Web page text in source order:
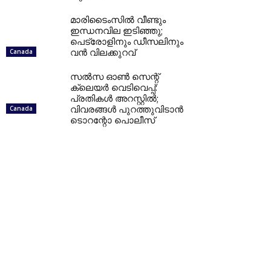
Canada
മാരിടൈംസിൽ വീണ്ടും
ഇന്ധനവില ഇടിഞ്ഞു;
പെട്രോളിനും ഡീസലിനും
വൻ വിലക്കുറവ്
Canada
സൽസ ഓൺ സെന്റ്
ക്ലെയർ വെടിവെപ്പ്:
പ്രതികൾ അറസ്റ്റിൽ;
വിവരങ്ങൾ പുറത്തുവിടാൻ
ടൊറന്റോ പൊലീസ്